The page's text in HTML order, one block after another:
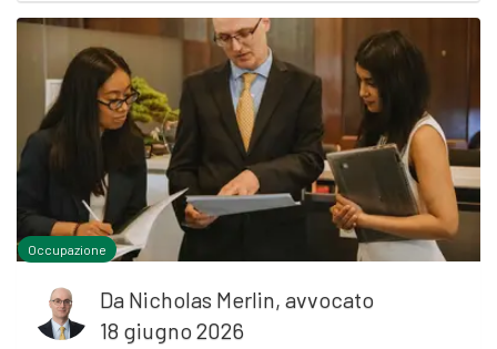
Occupazione
Da Nicholas Merlin, avvocato
18 giugno 2026